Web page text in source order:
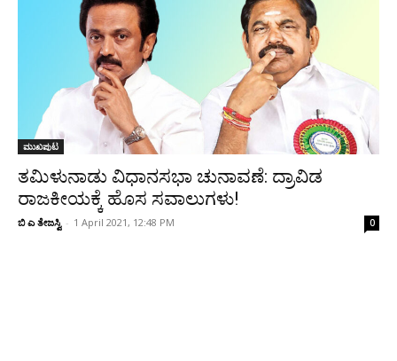
ಮುಖಪುಟ
ತಮಿಳುನಾಡು ವಿಧಾನಸಭಾ ಚುನಾವಣೆ: ದ್ರಾವಿಡ
ರಾಜಕೀಯಕ್ಕೆ ಹೊಸ ಸವಾಲುಗಳು!
ಬಿ ಎ ತೇಜಸ್ವಿ - 1 April 2021, 12:48 PM 0